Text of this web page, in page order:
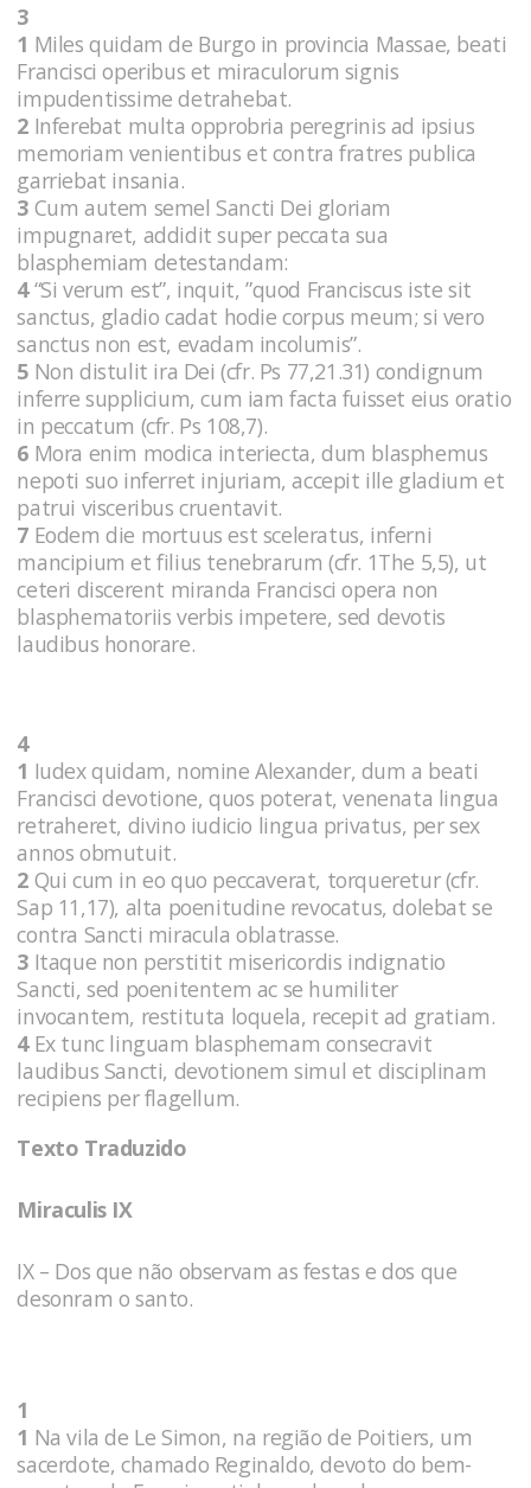
3
1 Miles quidam de Burgo in provincia Massae, beati
Francisci operibus et miraculorum signis
impudentissime detrahebat.
2 Inferebat multa opprobria peregrinis ad ipsius
memoriam venientibus et contra fratres publica
garriebat insania.
3 Cum autem semel Sancti Dei gloriam
impugnaret, addidit super peccata sua
blasphemiam detestandam:
4“Si verum est”, inquit, ”quod Franciscus iste sit
sanctus, gladio cadat hodie corpus meum; si vero
sanctus non est, evadam incolumis”.
5 Non distulit ira Dei (cfr. Ps 77,21.31) condignum
inferre supplicium, cum iam facta fuisset eius oratio
in peccatum (cfr. Ps 108,7).
6 Mora enim modica interiecta, dum blasphemus
nepoti suo inferret injuriam, accepit ille gladium et
patrui visceribus cruentavit.
7 Eodem die mortuus est sceleratus, inferni
mancipium et filius tenebrarum (cfr. 1The 5,5), ut
ceteri discerent miranda Francisci opera non
blasphematoriis verbis impetere, sed devotis
laudibus honorare.
4
1 Iudex quidam, nomine Alexander, dum a beati
Francisci devotione, quos poterat, venenata lingua
retraheret, divino iudicio lingua privatus, per sex
annos obmutuit.
2 Qui cum in eo quo peccaverat, torqueretur (cfr.
Sap 11,17), alta poenitudine revocatus, dolebat se
contra Sancti miracula oblatrasse.
3 Itaque non perstitit misericordis indignatio
Sancti, sed poenitentem ac se humiliter
invocantem, restituta loquela, recepit ad gratiam.
4Ex tunc linguam blasphemam consecravit
laudibus Sancti, devotionem simul et disciplinam
recipiens per flagellum.
Texto Traduzido
Miraculis IX
IX – Dos que não observam as festas e dos que
desonram o santo.
1
1 Na vila de Le Simon, na região de Poitiers, um
sacerdote, chamado Reginaldo, devoto do bem-